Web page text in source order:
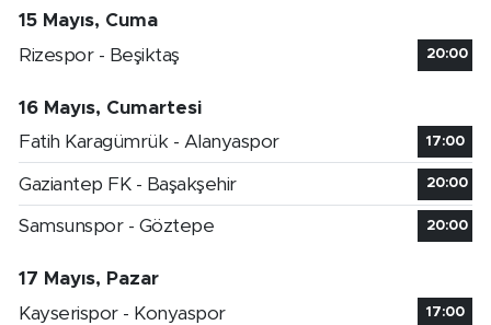
15 Mayıs, Cuma
Rizespor - Beşiktaş
20:00
16 Mayıs, Cumartesi
Fatih Karagümrük - Alanyaspor
17:00
Gaziantep FK - Başakşehir 20:00
Samsunspor - Göztepe 20:00
17 Mayıs, Pazar
Kayserispor - Konyaspor
17:00